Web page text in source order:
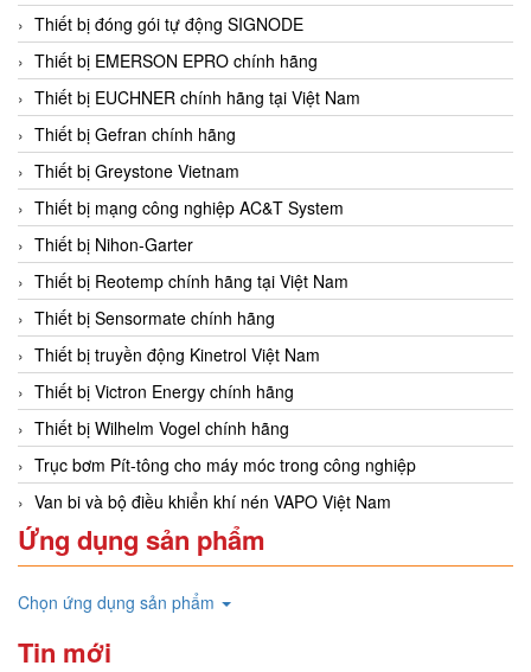
Thiết bị đóng gói tự động SIGNODE
Thiết bị EMERSON EPRO chính hãng
Thiết bị EUCHNER chính hãng tại Việt Nam
Thiết bị Gefran chính hãng
Thiết bị Greystone Vietnam
Thiết bị mạng công nghiệp AC&T System
Thiết bị Nihon-Garter
Thiết bị Reotemp chính hãng tại Việt Nam
Thiết bị Sensormate chính hãng
Thiết bị truyền động Kinetrol Việt Nam
Thiết bị Victron Energy chính hãng
Thiết bị Wilhelm Vogel chính hãng
Trục bơm Pít-tông cho máy móc trong công nghiệp
Van bi và bộ điều khiển khí nén VAPO Việt Nam
Ứng dụng sản phẩm
Chọn ứng dụng sản phẩm
Tin mới